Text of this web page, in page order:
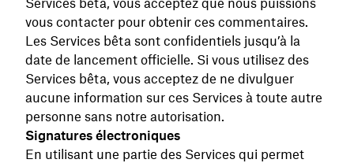
Services bêta, vous acceptez que nous puissions
vous contacter pour obtenir ces commentaires.
Les Services bêta sont confidentiels jusqu’à la
date de lancement officielle. Si vous utilisez des
Services bêta, vous acceptez de ne divulguer
aucune information sur ces Services à toute autre
personne sans notre autorisation.
Signatures électroniques
En utilisant une partie des Services qui permet